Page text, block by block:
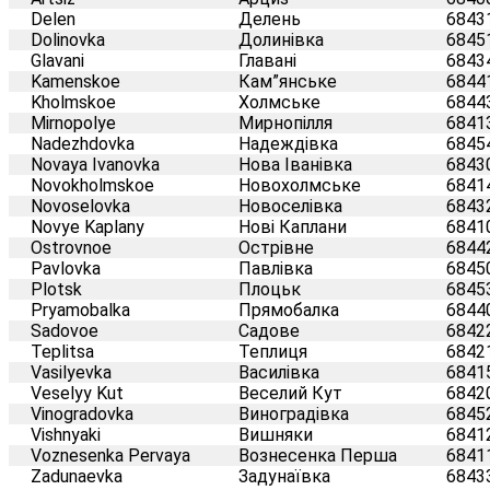
Delen
Делень
Dolinovka
Долинівка
Glavani
Главані
Kamenskoe
Кам”янське
Kholmskoe
Холмське
Mirnopolye
Мирнопілля
Nadezhdovka
Надеждівка
Novaya Ivanovka
Нова Іванівка
Novokholmskoe
Новохолмське
Novoselovka
Новоселівка
Novye Kaplany
Нові Каплани
Ostrovnoe
Острівне
Pavlovka
Павлівка
Plotsk
Плоцьк
Pryamobalka
Прямобалка
Sadovoe
Садове
Teplitsa
Теплиця
Vasilyevka
Василівка
Veselyy Kut
Веселий Кут
Vinogradovka
Виноградівка
Vishnyaki
Вишняки
Voznesenka Pervaya
Вознесенка Перша
Zadunaevka
Задунаївка